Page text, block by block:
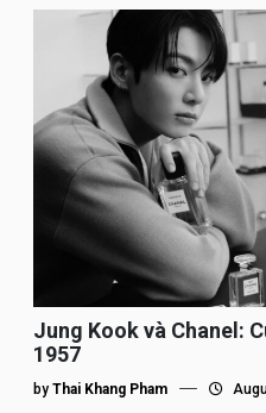
Jung Kook và Chanel:
1957
by Thai Khang Pham